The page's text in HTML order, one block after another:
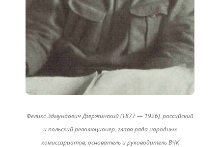
Феликс Эдмундович Дзержинский (1877 — 1926), российский
и польский революционер, глава ряда народных
комиссариатов, основатель и руководитель ВЧК